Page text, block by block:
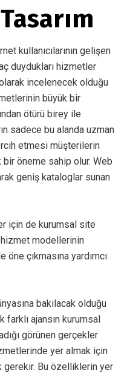
kullanıcılarının gelişen
duydukları hizmetler
incelenecek olduğu
büyük bir
ötürü birey ile
sadece bu alanda uzman
etmesi müşterilerin
bir öneme sahip olur. Web
geniş kataloglar sunan
için de kurumsal site
hizmet modellerinin
çıkmasına yardımcı
bakılacak olduğu
ajansın kurumsal
görünen gerçekler
yer almak için
gerekir. Bu özelliklerin yer